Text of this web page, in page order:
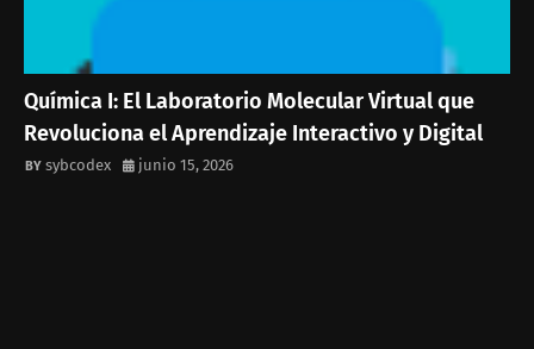
Química I: El Laboratorio Molecular Virtual que
Revoluciona el Aprendizaje Interactivo y Digital
sybcodex junio 15, 2026